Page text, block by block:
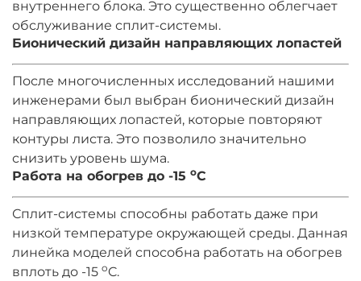
внутреннего блока. Это существенно облегчает
обслуживание сплит-системы.
Бионический дизайн направляющих лопастей
После многочисленных исследований нашими
инженерами был выбран бионический дизайн
направляющих лопастей, которые повторяют
контуры листа. Это позволило значительно
снизить уровень шума.
Работа на обогрев до -15 oC
Сплит-системы способны работать даже при
низкой температуре окружающей среды. Данная
линейка моделей способна работать на обогрев
вплоть до -15 oC.